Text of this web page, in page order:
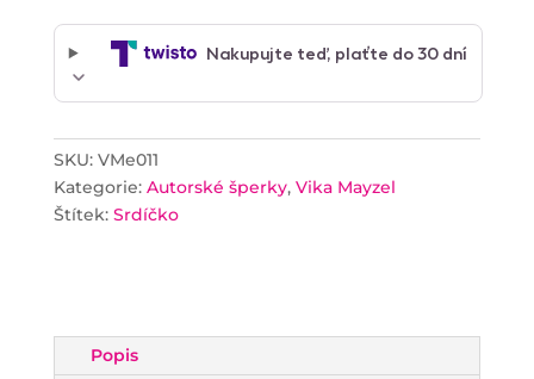
SKU: VMe011
Kategorie: Autorské šperky, Vika Mayzel
Štítek: Srdíčko
Popis